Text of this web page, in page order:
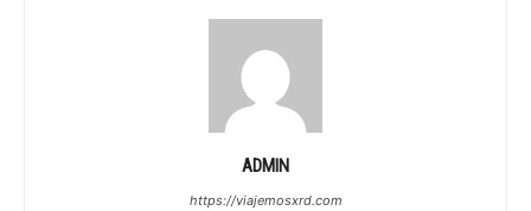
ADMIN
https://viajemosxrd.com